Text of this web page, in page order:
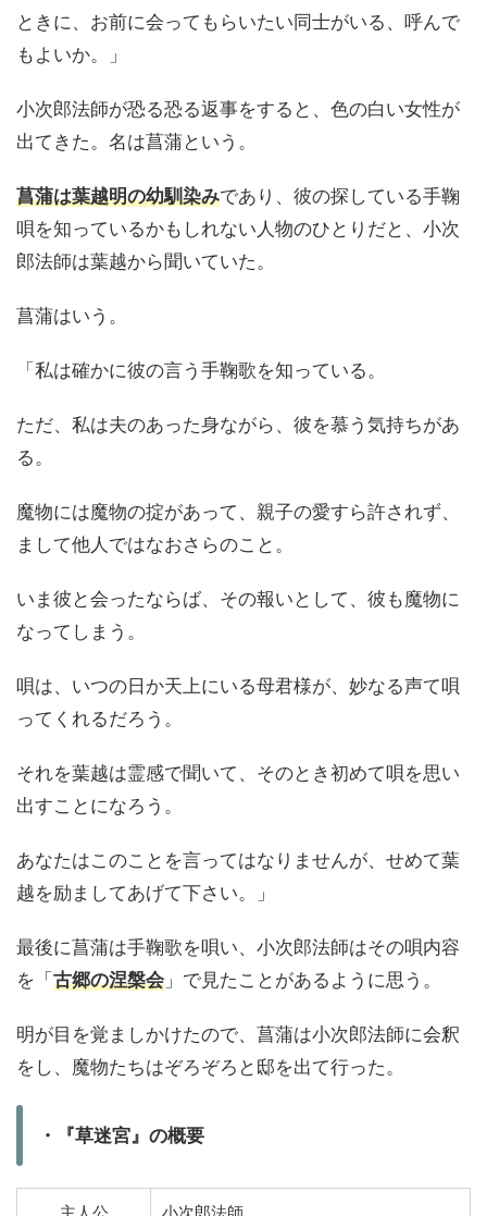
ときに、お前に会ってもらいたい同士がいる、呼んで
もよいか。」
小次郎法師が恐る恐る返事をすると、色の白い女性が
出てきた。名は菖蒲という。
菖蒲は葉越明の幼馴染みであり、彼の探している手鞠
唄を知っているかもしれない人物のひとりだと、小次
郎法師は葉越から聞いていた。
菖蒲はいう。
「私は確かに彼の言う手鞠歌を知っている。
ただ、私は夫のあった身ながら、彼を慕う気持ちがあ
る。
魔物には魔物の掟があって、親子の愛すら許されず、
まして他人ではなおさらのこと。
いま彼と会ったならば、その報いとして、彼も魔物に
なってしまう。
唄は、いつの日か天上にいる母君様が、妙なる声て唄
ってくれるだろう。
それを葉越は霊感で聞いて、そのとき初めて唄を思い
出すことになろう。
あなたはこのことを言ってはなりませんが、せめて葉
越を励ましてあげて下さい。」
最後に菖蒲は手鞠歌を唄い、小次郎法師はその唄内容
を「 古郷の涅槃会 」で見たことがあるように思う。
明が目を覚ましかけたので、菖蒲は小次郎法師に会釈
をし、魔物たちはぞろぞろと邸を出て行った。
・『草迷宮』の概要